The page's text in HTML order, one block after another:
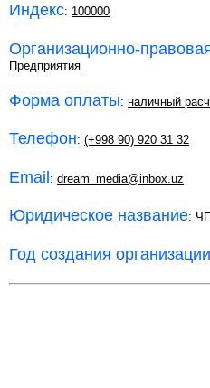
Индекс: 100000
Организационно-
Предприятия
Форма оплаты: наличный
Телефон: (+998 90) 920 31 32
Email: dream_media@inbox.uz
Юридическое название:
Год создания организации